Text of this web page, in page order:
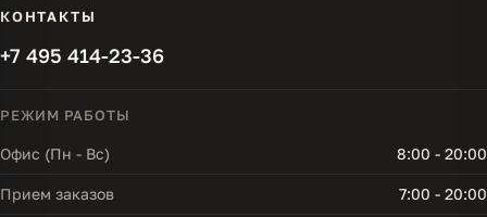
КОНТАКТЫ
+7 495 414-23-36
РЕЖИМ РАБОТЫ
Офис (Пн - Вс) 8:00 - 20:00
Прием заказов 7:00 - 20:00